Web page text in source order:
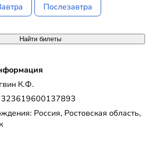
Послезавтра
Найти билеты
К.Ф.
Россия, Ростовская область,